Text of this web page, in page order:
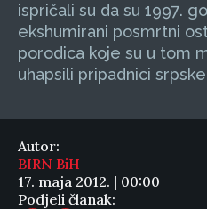
ispričali su da su 1997.
ekshumirani posmrtni
porodica koje su u tom
uhapsili pripadnici
Autor:
BIRN BiH
17. maja 2012. | 00:00
Podjeli članak: